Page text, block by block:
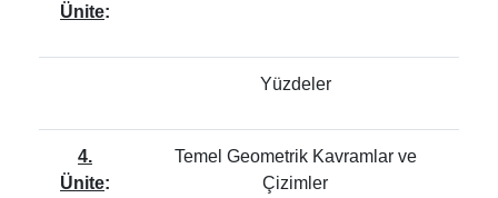
Ünite:
Yüzdeler
4.
Ünite:
Temel Geometrik Kavramlar ve
Çizimler